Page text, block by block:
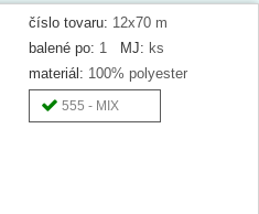
číslo tovaru: 12x70 m
balené po: 1 MJ: ks
materiál: 100% polyester
555 - MIX